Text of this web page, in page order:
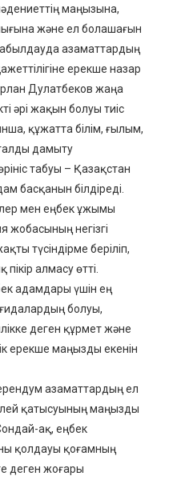
маңызына,
және ел болашағын
азаматтардың
ерекше назар
Дулатбеков жаңа
әрі жақын болуы тиіс
құжатта білім, ғылым,
дамыту
табуы – Қазақстан
басқанын білдіреді.
мен еңбек ұжымы
жобасының негізгі
түсіндірме беріліп,
алмасу өтті.
адамдары үшін ең
болуы,
деген құрмет және
ерекше маңызды екенін
азаматтардың ел
қатысуының маңызды
ақ, еңбек
қолдауы қоғамның
деген жоғары